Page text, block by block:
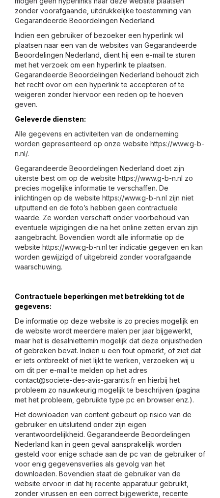
zonder voorafgaande, uitdrukkelijke toestemming van
Gegarandeerde Beoordelingen Nederland.
Indien een gebruiker of bezoeker een hyperlink wil
plaatsen naar een van de websites van Gegarandeerde
Beoordelingen Nederland, dient hij een e-mail te sturen
met het verzoek om een hyperlink te plaatsen.
Gegarandeerde Beoordelingen Nederland behoudt zich
het recht ovor om een hyperlink te accepteren of te
weigeren zonder hiervoor een reden op te hoeven
geven.
Geleverde diensten:
Alle gegevens en activiteiten van de onderneming
worden gepresenteerd op onze website https://www.g-b-
n.nl/.
Gegarandeerde Beoordelingen Nederland doet zijn
uiterste best om op de website https://www.g-b-n.nl zo
precies mogelijke informatie te verschaffen. De
inlichtingen op de website https://www.g-b-n.nl zijn niet
uitputtend en de foto’s hebben geen contractuele
waarde. Ze worden verschaft onder voorbehoud van
eventuele wijzigingen die na het online zetten ervan zijn
aangebracht. Bovendien wordt alle informatie op de
website https://www.g-b-n.nl ter indicatie gegeven en kan
worden gewijzigd of uitgebreid zonder voorafgaande
waarschuwing.
Contractuele beperkingen met betrekking tot de
gegevens:
De informatie op deze website is zo precies mogelijk en
de website wordt meerdere malen per jaar bijgewerkt,
maar het is desalniettemin mogelijk dat deze onjuistheden
of gebreken bevat. Indien u een fout opmerkt, of ziet dat
er iets ontbreekt of niet lijkt te werken, verzoeken wij u
om dit per e-mail te melden op het adres
contact@societe-des-avis-garantis.fr en hierbij het
probleem zo nauwkeurig mogelijk te beschrijven (pagina
met het probleem, gebruikte type pc en browser enz.).
Het downloaden van content gebeurt op risico van de
gebruiker en uitsluitend onder zijn eigen
verantwoordelijkheid. Gegarandeerde Beoordelingen
Nederland kan in geen geval aansprakelijk worden
gesteld voor enige schade aan de pc van de gebruiker of
voor enig gegevensverlies als gevolg van het
downloaden. Bovendien staat de gebruiker van de
website ervoor in dat hij recente apparatuur gebruikt,
zonder virussen en een correct bijgewerkte, recente